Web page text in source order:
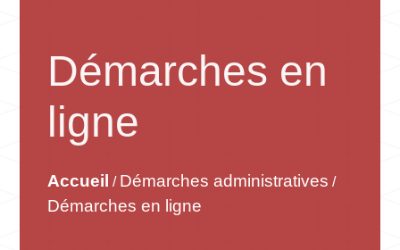
Démarches en
ligne
Accueil / Démarches administratives /
Démarches en ligne